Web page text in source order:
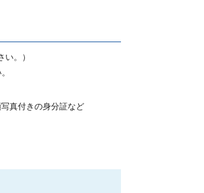
。）
真付きの身分証など